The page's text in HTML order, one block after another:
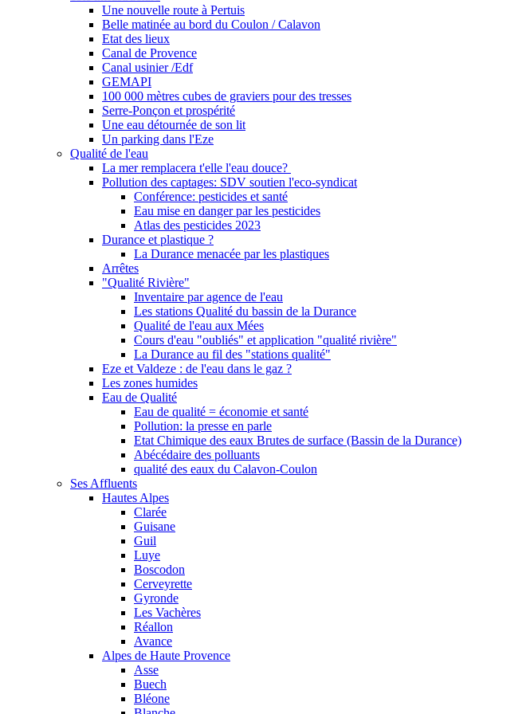
Une nouvelle route à Pertuis
Belle matinée au bord du Coulon / Calavon
Etat des lieux
Canal de Provence
Canal usinier /Edf
GEMAPI
100 000 mètres cubes de graviers pour des tresses
Serre-Ponçon et prospérité
Une eau détournée de son lit
Un parking dans l'Eze
Qualité de l'eau
La mer remplacera t'elle l'eau douce?
Pollution des captages: SDV soutien l'eco-syndicat
Conférence: pesticides et santé
Eau mise en danger par les pesticides
Atlas des pesticides 2023
Durance et plastique ?
La Durance menacée par les plastiques
Arrêtes
"Qualité Rivière"
Inventaire par agence de l'eau
Les stations Qualité du bassin de la Durance
Qualité de l'eau aux Mées
Cours d'eau "oubliés" et application "qualité rivière"
La Durance au fil des "stations qualité"
Eze et Valdeze : de l'eau dans le gaz ?
Les zones humides
Eau de Qualité
Eau de qualité = économie et santé
Pollution: la presse en parle
Etat Chimique des eaux Brutes de surface (Bassin de la Durance)
Abécédaire des polluants
qualité des eaux du Calavon-Coulon
Ses Affluents
Hautes Alpes
Clarée
Guisane
Guil
Luye
Boscodon
Cerveyrette
Gyronde
Les Vachères
Réallon
Avance
Alpes de Haute Provence
Asse
Buech
Bléone